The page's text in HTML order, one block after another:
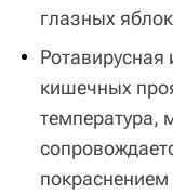
глазных
кишечных
температура,